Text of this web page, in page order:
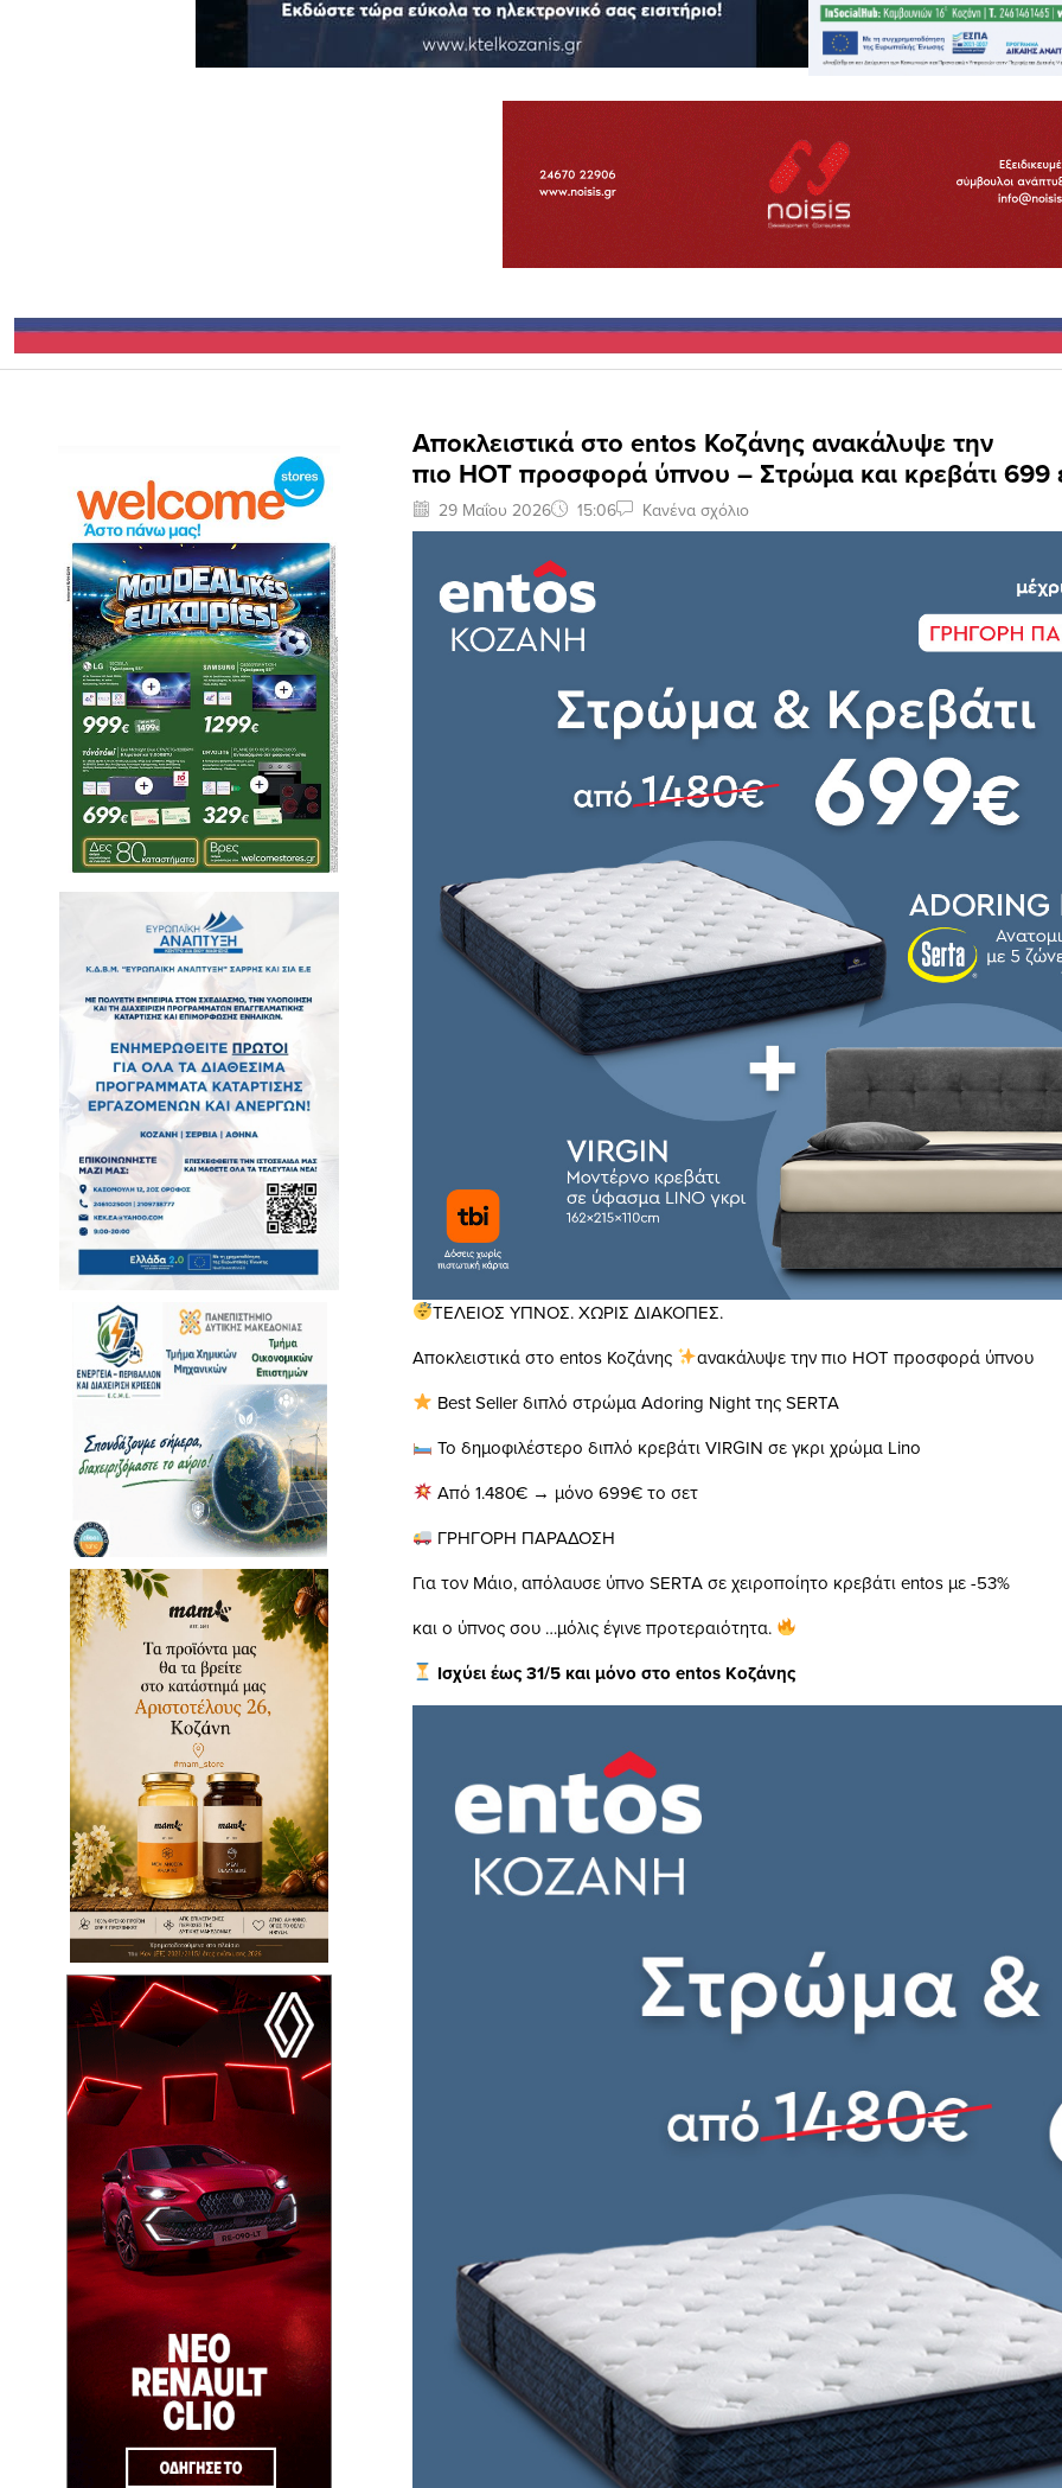
Αποκλειστικά στο entos Κοζάνης ανακάλυψε την
πιο HOT προσφορά ύπνου – Στρώμα και κρεβάτι
29 Μαΐου 2026 15:06 Κανένα σχόλιο
ΤΕΛΕΙΟΣ ΥΠΝΟΣ. ΧΩΡΙΣ ΔΙΑΚΟΠΕΣ.
Αποκλειστικάστο entos Κοζάνης ανακάλυψε την πιο HOT προσφορά ύπνου
Best Sellerδιπλό στρώμαAdoring NightτηςSERTA
Το δημοφιλέστερο διπλό κρεβάτιVIRGIN σε γκρι χρώμα Lino
Από 1.480€ → μόνο 699€ το σετ
ΓΡΗΓΟΡΗ ΠΑΡΑΔΟΣΗ
Για τον Μάιο, απόλαυσε ύπνο SERTA σε χειροποίητο κρεβάτιentos με -53%
και ο ύπνος σου …μόλις έγινε προτεραιότητα.
Ισχύει έως 31/5 και μόνο στοentos Κοζάνης